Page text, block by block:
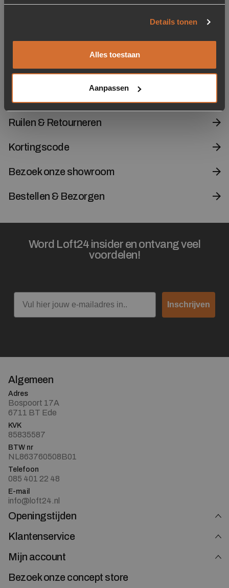
Details tonen
Alles toestaan
Aanpassen
Wat kunnen wij voor je doen?
Contact
Ruilen & Retourneren
Kortingscode
Bezoek onze showroom
Bestellen & Bezorgen
Word Loft24 insider en ontvang veel
voordelen!
Email
Inschrijven
Algemeen
Adres
Bospoort 17A
6711 BT Ede
KVK
85835587
BTW nr
NL863760508B01
Telefoon
085 401 22 48
E-mail
info@loft24.nl
Openingstijden
Klantenservice
Mijn account
Bezoek onze concept store